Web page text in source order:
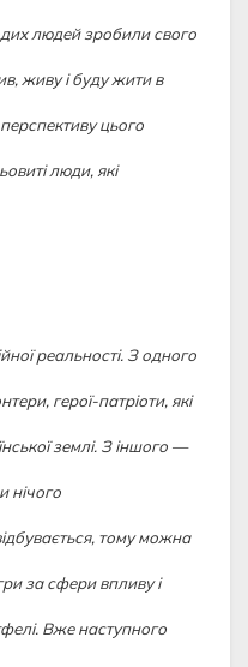
людей зробили свого
живу і буду жити в
цього
люди, які
реальності. З одного
герої-патріоти, які
землі. З іншого —
нічого
тому можна
за сфери впливу і
Вже наступного